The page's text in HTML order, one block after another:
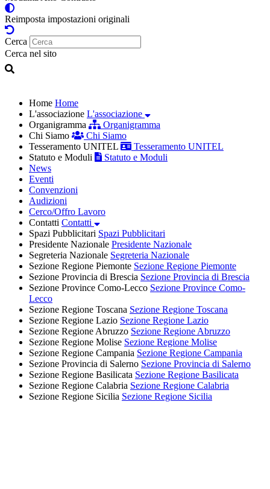
Reimposta impostazioni originali
Cerca
Cerca nel sito
Home Home
L'associazione L'associazione
Organigramma
Organigramma
Chi Siamo
Chi Siamo
Tesseramento UNITEL
Tesseramento UNITEL
Statuto e Moduli
Statuto e Moduli
News
Eventi
Convenzioni
Audizioni
Cerco/Offro Lavoro
Contatti Contatti
Spazi Pubblicitari Spazi Pubblicitari
Presidente Nazionale Presidente Nazionale
Segreteria Nazionale Segreteria Nazionale
Sezione Regione Piemonte Sezione Regione Piemonte
Sezione Provincia di Brescia Sezione Provincia di Brescia
Sezione Province Como-Lecco Sezione Province Como-
Lecco
Sezione Regione Toscana Sezione Regione Toscana
Sezione Regione Lazio Sezione Regione Lazio
Sezione Regione Abruzzo Sezione Regione Abruzzo
Sezione Regione Molise Sezione Regione Molise
Sezione Regione Campania Sezione Regione Campania
Sezione Provincia di Salerno Sezione Provincia di Salerno
Sezione Regione Basilicata Sezione Regione Basilicata
Sezione Regione Calabria Sezione Regione Calabria
Sezione Regione Sicilia Sezione Regione Sicilia